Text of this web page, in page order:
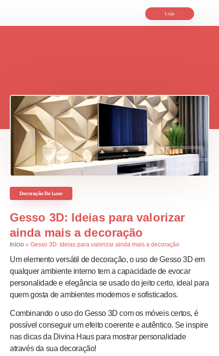
Loja
Decoração De Luxo
Gesso 3D: Ideias para valorizar
ainda mais a decoração
Início » Gesso 3D: Ideias para valorizar ainda mais a decoração
Um elemento versátil de decoração, o uso de Gesso 3D em
qualquer ambiente interno tem a capacidade de evocar
personalidade e elegância se usado do jeito certo, ideal para
quem gosta de ambientes modernos e sofisticados.
Combinando o uso do Gesso 3D com os móveis certos, é
possível conseguir um efeito coerente e autêntico. Se inspire
nas dicas da Divina Haus para mostrar personalidade
através da sua decoração!